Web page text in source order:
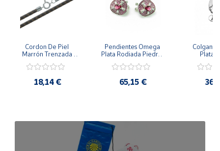
Cordon De Piel
Marrón Trenzada
Plata De 45Cm
18,14 €
Pendientes Omega
Plata Rodiada Piedras
65,15 €
Plata